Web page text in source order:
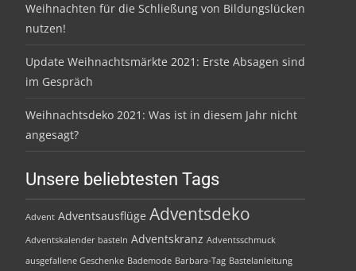
Weihnachten für die Schließung von Bildungslücken
nutzen!
Update Weihnachtsmärkte 2021: Erste Absagen sind
im Gespräch
Weihnachtsdeko 2021: Was ist in diesem Jahr nicht
angesagt?
Unsere beliebtesten Tags
Advent Adventsausflüge Adventsdeko
Adventskalender basteln Adventskranz Adventsschmuck
ausgefallene Geschenke Bademode Barbara-Tag Bastelanleitung